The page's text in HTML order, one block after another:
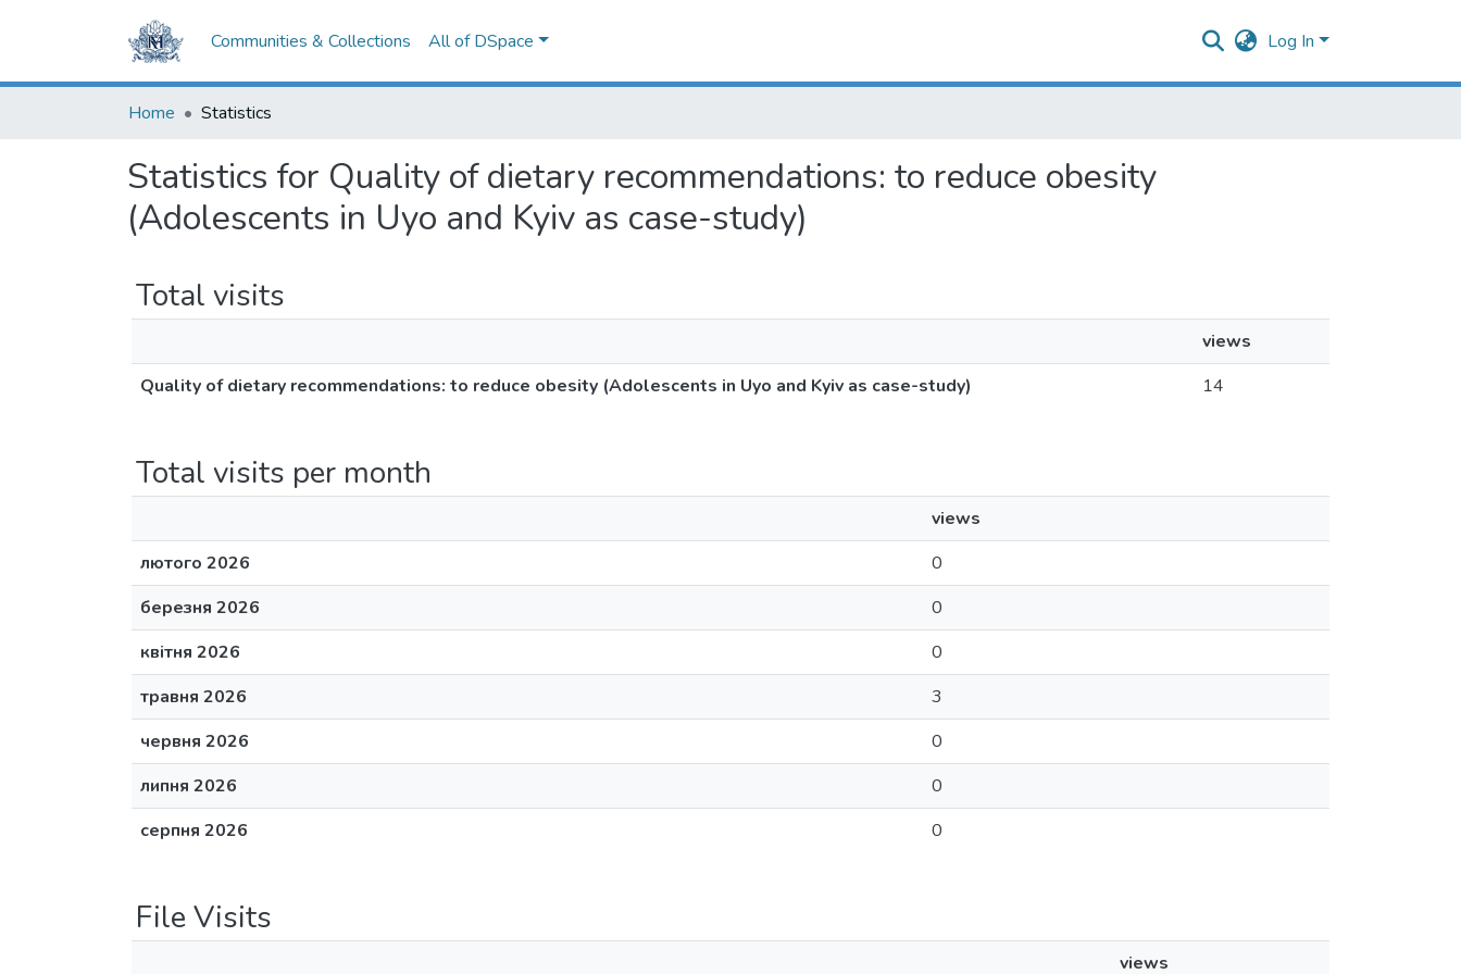
Communities & Collections All of DSpace Log In
Home Statistics
Statistics for Quality of dietary recommendations: to reduce obesity
(Adolescents in Uyo and Kyiv as case-study)
Total visits
views
Quality of dietary recommendations: to reduce obesity (Adolescents in Uyo and Kyiv as case-study)
14
Total visits per month
views
лютого 2026
0
березня 2026
0
квітня 2026
0
травня 2026
3
червня 2026
0
липня 2026
0
серпня 2026
0
File Visits
views